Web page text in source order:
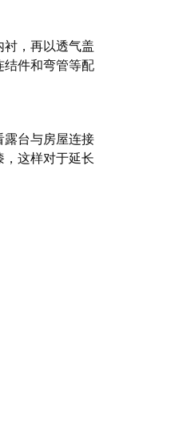
，再以透气盖
结件和弯管等配
露台与房屋连接
这样对于延长